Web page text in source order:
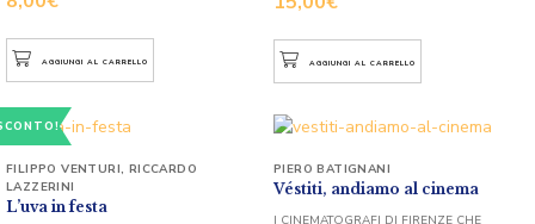
AGGIUNGI AL CARRELLO AGGIUNGI AL CARRELLO
L’uva in festa
FILIPPO VENTURI, RICCARDO
LAZZERINI
Véstiti, andiamo al cinema
PIERO BATIGNANI
I CINEMATOGRAFI DI FIRENZE CHE